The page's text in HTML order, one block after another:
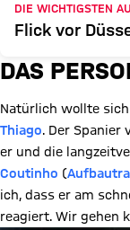
DIE WICHTIGSTEN
Flick vor
DAS
Natürlich wollte
Thiago. Der Spanier
er und die
Coutinho (
ich, dass er am
reagiert. Wir gehen